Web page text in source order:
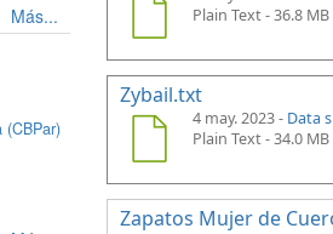
Más...
(CBPar)
Plain Text - 36.8 MB
Zybail.txt
4 may. 2023 - Data
Plain Text - 34.0 MB
Zapatos Mujer de